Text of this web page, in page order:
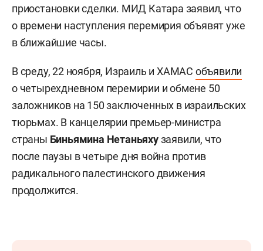
приостановки сделки. МИД Катара заявил, что
о времени наступления перемирия объявят уже
в ближайшие часы.
В среду, 22 ноября, Израиль и ХАМАС объявили
о четырехдневном перемирии и обмене 50
заложников на 150 заключенных в израильских
тюрьмах. В канцелярии премьер-министра
страны Биньямина Нетаньяхузаявили, что
после паузы в четыре дня война против
радикального палестинского движения
продолжится.